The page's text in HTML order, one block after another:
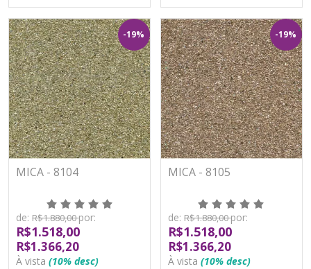
-19%
MICA - 8104
de: R$1.880,00por:
R$1.518,00
R$1.366,20
À vista (10% desc)
-19%
MICA - 8105
de: R$1.880,00por:
R$1.518,00
R$1.366,20
À vista (10% desc)